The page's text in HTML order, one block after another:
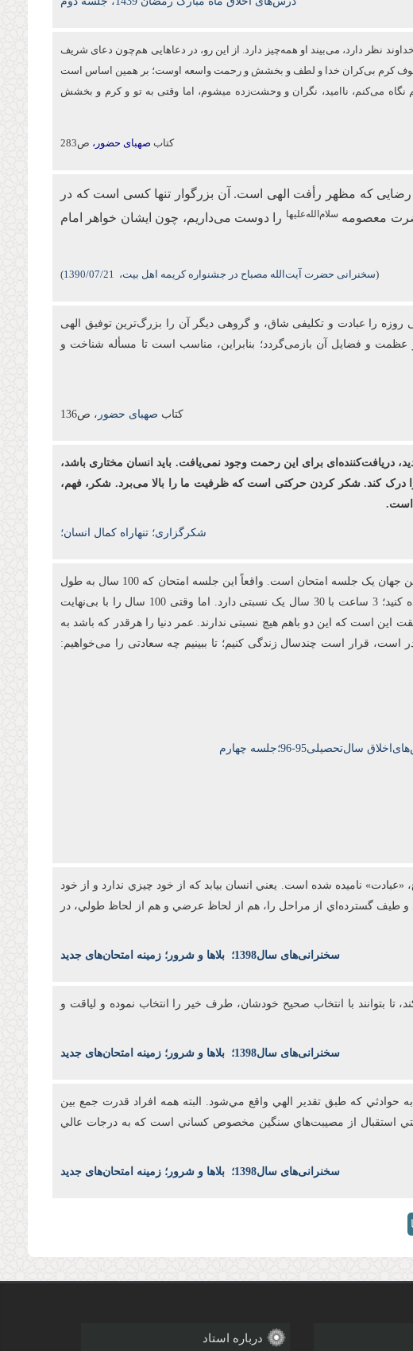
نظر دارد، می‌بیند او همه‌چیز دارد. از این‌ رو، در دعاهایی هم‌چون دعای شریف
معطوف كرم بی‌کران خدا و لطف و بخشش و رحمت واسعه اوست؛ بر همین اساس است
نگاه می‌کنم، ناامید، نگران و وحشت‌زده می‏شوم، اما وقتی به تو و كرم و بخشش
کتاب صهبای حضور، ص283
رضایی که مظهر رأفت الهی است. آن بزرگوار تنها کسی است که در
معصومه سلام‌الله‌علیها را دوست می‌داریم، چون ایشان خواهر امام
(سخنرانی حضرت آیت‌الله مصباح در جشنواره کریمه اهل بیت، 1390/07/21
)
را عبادت و تكلیفی شاق، و گروهی دیگر آن را بزرگ‌ترین توفیق الهی
عظمت و فضایل آن بازمی‌گردد؛ بنابراین، مناسب است تا مسأله شناخت و
کتاب صهبای حضور، ص136
دریافت‌کننده‌ای برای این رحمت وجود نمی‌یافت. باید انسان مختاری باشد،
را درک کند. شکر کردن حرکتی است که ظرفیت ما را بالا می‌برد. شکر، فهم،
است.
شکرگزاری؛ تنهاراه کمال انسان؛
انبیا آمدند تا به آدمیان بفهمانند که برای این دنیا آفریده نشده‌اند. اینجا یک جلسه آزمایش است. آری! تمام این 100 سال عمر ما در این جهان یک جلسه امتحان است. واقعاً این جلسه امتحان که 100 سال به طول
می‌انجامد، در مقابل بی‌نهایت آخرت چه نسبتی دارد؟ شما 3 ساعت در جلسه امتحان کنکور می‌نشینید تا 30 سال بعد از آن استفاده کنید؛ 3 ساعت با 30 سال یک نسبتی دارد. اما وقتی 100 سال را با بی‌نهایت
این است که این دو باهم هیچ نسبتی ندارند. عمر دنیا را هرقدر که باشد به
است، قرار است چندسال زندگی کنیم؛ تا ببینیم چه سعادتی را می‌خواهیم:
سال‌تحصیلی‌95-96؛جلسه چهارم
ناميده شده است. يعني انسان بيابد که از خود چيزي ندارد و از خود
و طيف گسترده‌اي از مراحل را، هم از لحاظ عرضي و هم از لحاظ طولي، در
سخنرانی‌های سال1398 ؛ بلاها و شرور؛ زمینه امتحان‌های جدید
بتوانند با انتخاب صحيح خودشان، طرف خير را انتخاب نموده و لياقت و
سخنرانی‌های سال1398 ؛ بلاها و شرور؛ زمینه امتحان‌های جدید
که طبق تقدير الهي واقع مي‌شود. البته همه افراد قدرت جمع بين
حتي استقبال از مصيبت‌هاي سنگين مخصوص کساني است که به درجات عالي
سخنرانی‌های سال1398 ؛ بلاها و شرور؛ زمینه امتحان‌های جدید
درباره استاد